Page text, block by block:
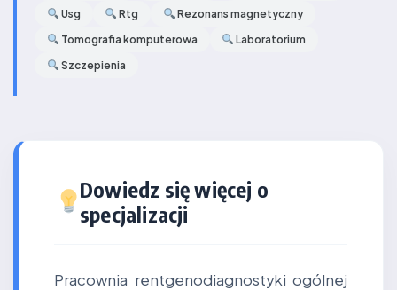
Usg
Rtg
Rezonans magnetyczny
Tomografia komputerowa
Laboratorium
Szczepienia
Dowiedz się więcej o
specjalizacji
Pracownia rentgenodiagnostyki ogólnej